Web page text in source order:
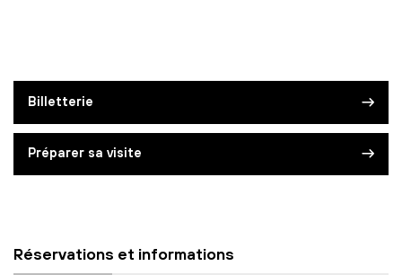
Billetterie
Préparer sa visite
Réservations et informations